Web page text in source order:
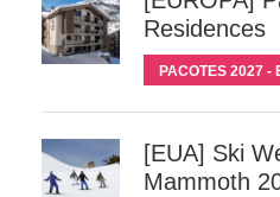
Residences
PACOTES 2027 -
[EUA] Ski
Mammoth